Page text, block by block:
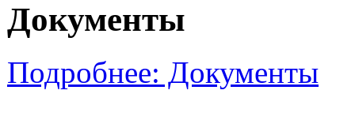
Документы
Подробнее: Документы